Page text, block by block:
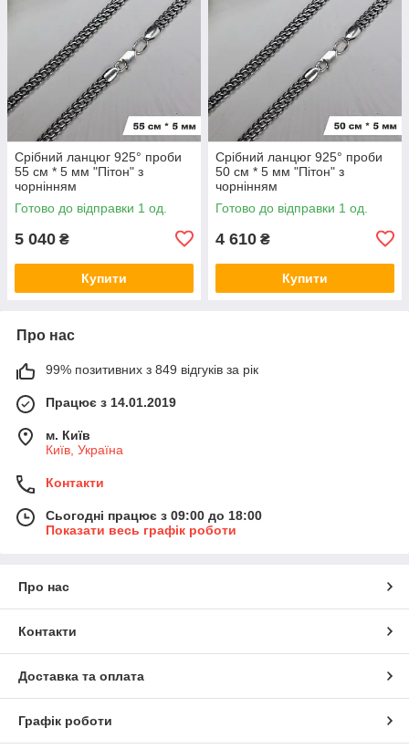
Срібний ланцюг 925° проби
55 см * 5 мм "Пітон" з
чорнінням
Готово до відправки 1 од.
5 040 ₴
Купити
Срібний ланцюг 925° проби
50 см * 5 мм "Пітон" з
чорнінням
Готово до відправки 1 од.
4 610 ₴
Купити
Про нас
99% позитивних з 849 відгуків за рік
Працює з 14.01.2019
м. Київ
Київ, Україна
Контакти
Сьогодні працює з 09:00 до 18:00
Показати весь графік роботи
Про нас
Контакти
Доставка та оплата
Графік роботи